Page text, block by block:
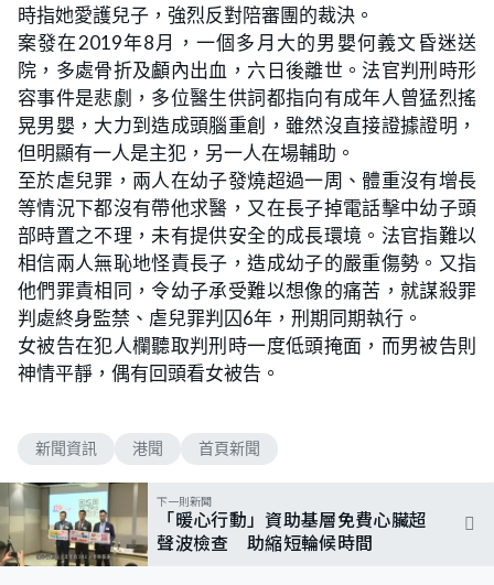
時指她愛護兒子，強烈反對陪審團的裁決。
案發在2019年8月，一個多月大的男嬰何義文昏迷送
院，多處骨折及顱內出血，六日後離世。法官判刑時形
容事件是悲劇，多位醫生供詞都指向有成年人曾猛烈搖
晃男嬰，大力到造成頭腦重創，雖然沒直接證據證明，
但明顯有一人是主犯，另一人在場輔助。
至於虐兒罪，兩人在幼子發燒超過一周、體重沒有增長
等情況下都沒有帶他求醫，又在長子掉電話擊中幼子頭
部時置之不理，未有提供安全的成長環境。法官指難以
相信兩人無恥地怪責長子，造成幼子的嚴重傷勢。又指
他們罪責相同，令幼子承受難以想像的痛苦，就謀殺罪
判處終身監禁、虐兒罪判囚6年，刑期同期執行。
女被告在犯人欄聽取判刑時一度低頭掩面，而男被告則
神情平靜，偶有回頭看女被告。
新聞資訊 港聞 首頁新聞
下一則新聞
「暖心行動」資助基層免費心臟超
聲波檢查 助縮短輪候時間